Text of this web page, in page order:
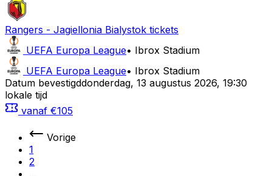
Rangers - Jagiellonia Bialystok tickets
UEFA Europa League• Ibrox Stadium
UEFA Europa League• Ibrox Stadium
Datum bevestigddonderdag, 13 augustus 2026, 19:30
lokale tijd
vanaf €105
Vorige
1
2